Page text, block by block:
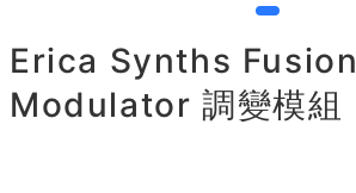
Erica Synths Fusion
Modulator 調變模組